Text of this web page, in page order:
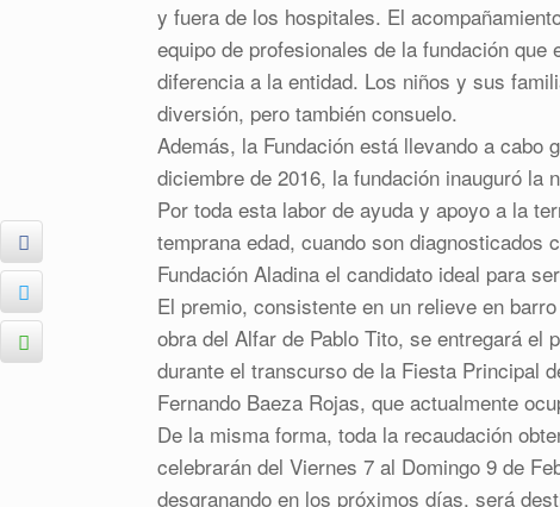
y fuera de los hospitales. El
equipo de profesionales de la fundación
diferencia a la entidad. Los niños y sus
diversión, pero también consuelo.
Además, la Fundación está llevando a
diciembre de 2016, la fundación inauguró la
Por toda esta labor de ayuda y apoyo a la
temprana edad, cuando son
Fundación Aladina el candidato ideal para
El premio, consistente en un relieve en
obra del Alfar de Pablo Tito, se entregará el
durante el transcurso de la Fiesta Principal
Fernando Baeza Rojas, que actualmente
De la misma forma, toda la recaudación
celebrarán del Viernes 7 al Domingo 9 de
desgranando en los próximos días, será